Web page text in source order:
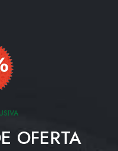
OFERTA